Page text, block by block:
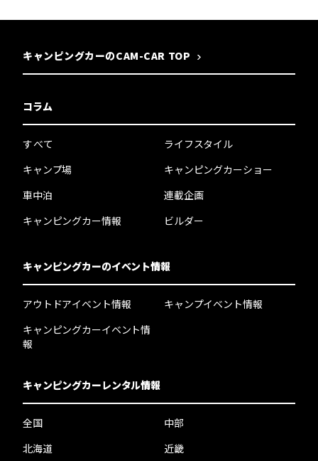
キャンピングカーのCAM-CAR TOP
コラム
すべて
キャンプ場
車中泊
キャンピングカー情報
ライフスタイル
キャンピングカーショー
連載企画
ビルダー
キャンピングカーのイベント情報
アウトドアイベント情報
キャンピングカーイベント情
報
キャンプイベント情報
キャンピングカーレンタル情報
全国
北海道
中部
近畿